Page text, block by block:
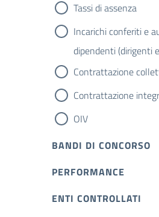
Tassi di assenza
Incarichi conferiti e
dipendenti (dirigenti
Contrattazione
Contrattazione
OIV
BANDI DI CONCORSO
PERFORMANCE
ENTI CONTROLLATI